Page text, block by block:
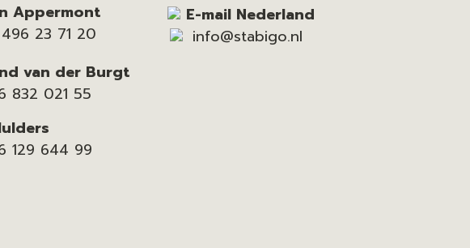
Appermont
23 71 20
van der Burgt
832 021 55
129 644 99
E-mail Nederland
info@stabigo.nl